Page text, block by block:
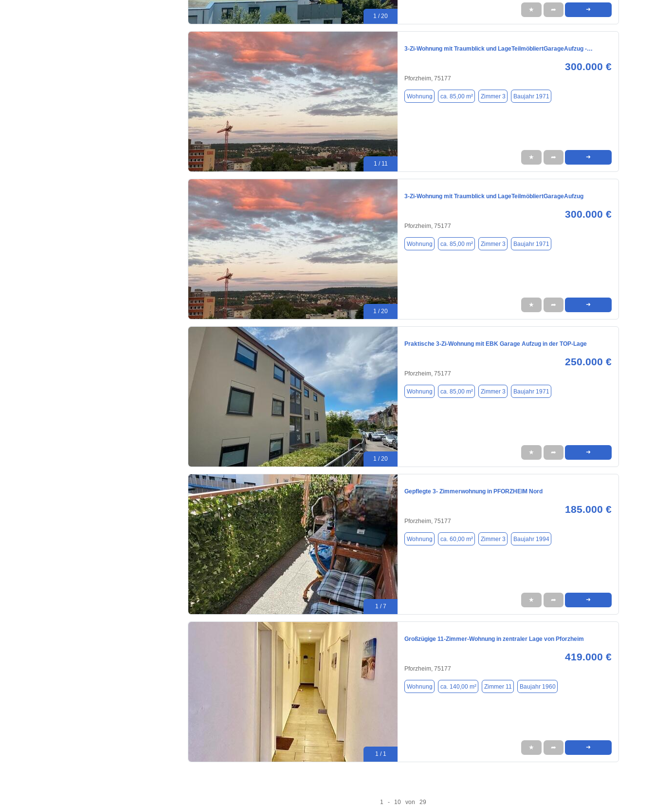
1 / 20
★ ➦ ➜
1 / 11
3-Zi-Wohnung mit Traumblick und LageTeilmöbliertGarageAufzug -…
300.000 €
Pforzheim, 75177
Wohnung ca. 85,00 m² Zimmer 3 Baujahr 1971
★ ➦ ➜
1 / 20
3-Zi-Wohnung mit Traumblick und LageTeilmöbliertGarageAufzug
300.000 €
Pforzheim, 75177
Wohnung ca. 85,00 m² Zimmer 3 Baujahr 1971
★ ➦ ➜
1 / 20
Praktische 3-Zi-Wohnung mit EBK Garage Aufzug in der TOP-Lage
250.000 €
Pforzheim, 75177
Wohnung ca. 85,00 m² Zimmer 3 Baujahr 1971
★ ➦ ➜
1 / 7
Gepflegte 3- Zimmerwohnung in PFORZHEIM Nord
185.000 €
Pforzheim, 75177
Wohnung ca. 60,00 m² Zimmer 3 Baujahr 1994
★ ➦ ➜
1 / 1
Großzügige 11-Zimmer-Wohnung in zentraler Lage von Pforzheim
419.000 €
Pforzheim, 75177
Wohnung ca. 140,00 m² Zimmer 11 Baujahr 1960
★ ➦ ➜
1 - 10 von 29